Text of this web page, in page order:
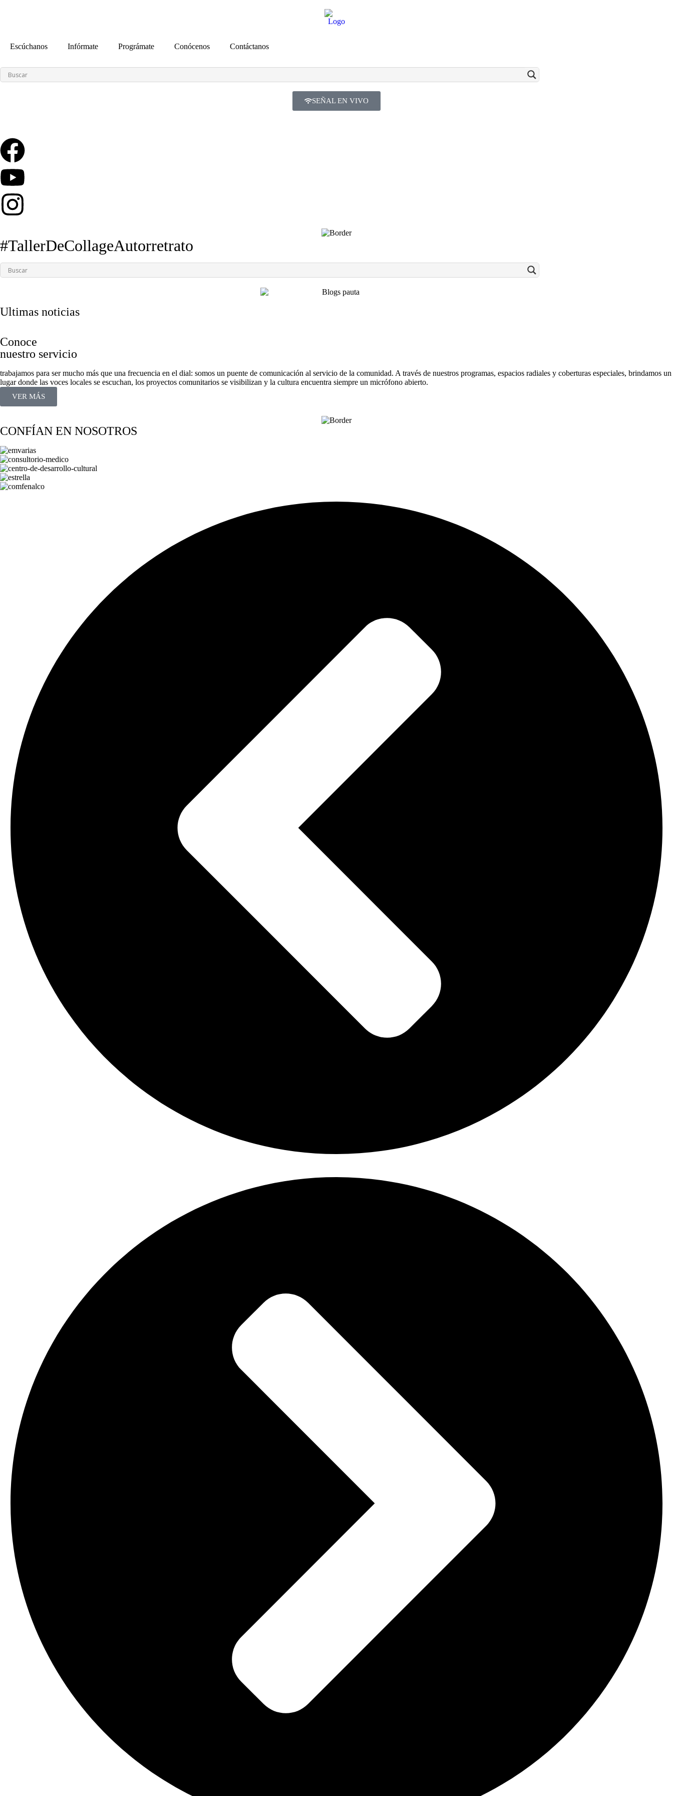
Escúchanos Infórmate Prográmate Conócenos Contáctanos
SEÑAL EN VIVO
#TallerDeCollageAutorretrato
Ultimas noticias
Conoce
nuestro servicio
trabajamos para ser mucho más que una frecuencia en el dial: somos un puente de comunicación al servicio de la comunidad. A través de nuestros programas, espacios radiales y coberturas especiales, brindamos un
lugar donde las voces locales se escuchan, los proyectos comunitarios se visibilizan y la cultura encuentra siempre un micrófono abierto.
VER MÁS
CONFÍAN EN NOSOTROS